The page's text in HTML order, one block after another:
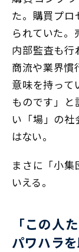
た。購買プロ
られていた。
内部監査も行
商流や業界慣
意味を持って
ものです」
い「場」の
はない。
まさに「小
いえる。
「この人
パワハラ